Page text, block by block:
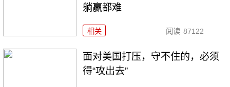
躺赢都难
相关 阅读 87122
面对美国打压，守不住的，必须
得“攻出去”